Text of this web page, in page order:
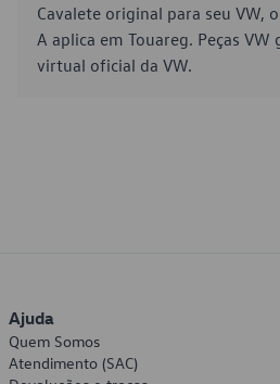
Cavalete original para seu VW,
A aplica em Touareg. Peças VW
virtual oficial da VW.
Ajuda
Quem Somos
Atendimento (SAC)